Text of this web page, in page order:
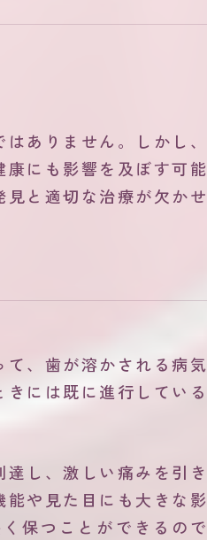
ありません。しかし、
にも影響を及ぼす可能
と適切な治療が欠かせ
、歯が溶かされる病気
には既に進行している
し、激しい痛みを引き
や見た目にも大きな影
保つことができるので